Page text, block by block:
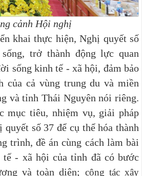
cảnh Hội nghị
khai thực hiện, Nghị quyết số
trở thành động lực quan
sống kinh tế - xã hội, đảm bảo
của cả vùng trung du và miền
và tỉnh Thái Nguyên nói riêng.
mục tiêu, nhiệm vụ, giải pháp
số 37 để cụ thể hóa thành
trình, đề án cùng cách làm bài
tế - xã hội của tỉnh đã có bước
và toàn diện; công tác xây